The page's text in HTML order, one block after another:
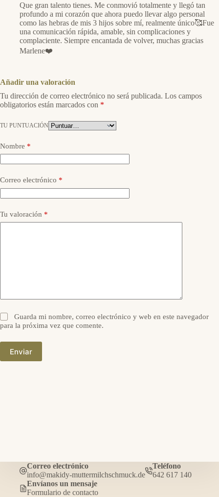
Que gran talento tienes. Me conmovió totalmente y llegó tan
profundo a mi corazón que ahora puedo llevar algo personal
como las hebras de mis 3 hijos sobre mí, realmente único🥰Fue
una comunicación rápida, amable, sin complicaciones y
complaciente. Siempre encantada de volver, muchas gracias
Marlene❤️
Añadir una valoración
Tu dirección de correo electrónico no será publicada. Los campos
obligatorios están marcados con *
TU PUNTUACIÓN
Nombre *
Correo electrónico *
Tu valoración *
Guarda mi nombre, correo electrónico y web en este navegador
para la próxima vez que comente.
Enviar
Correo electrónico
info@makidy-muttermilchschmuck.de
Teléfono
642 617 140
Envíanos un mensaje
Formulario de contacto